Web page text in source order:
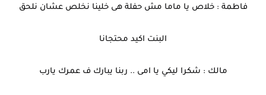
فاطمة : خلاص يا ماما مش حفلة هى خلينا نخلص عشان نلحق
البنت اكيد محتجانا
مالك : شكرا ليكي يا امى .. ربنا يبارك ف عمرك يارب